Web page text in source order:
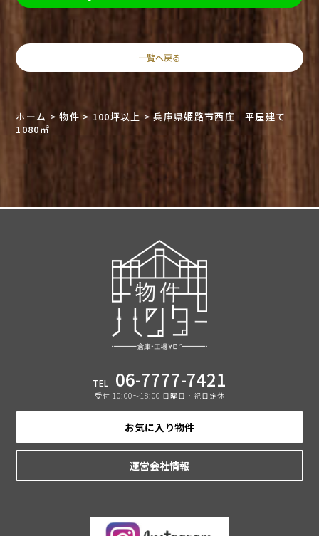
一覧へ戻る
ホーム >物件> 100坪以上>兵庫県姫路市西庄 平屋建て
1080㎡
TEL 06-7777-7421
受付 10:00〜18:00 日曜日・祝日定休
お気に入り物件
運営会社情報